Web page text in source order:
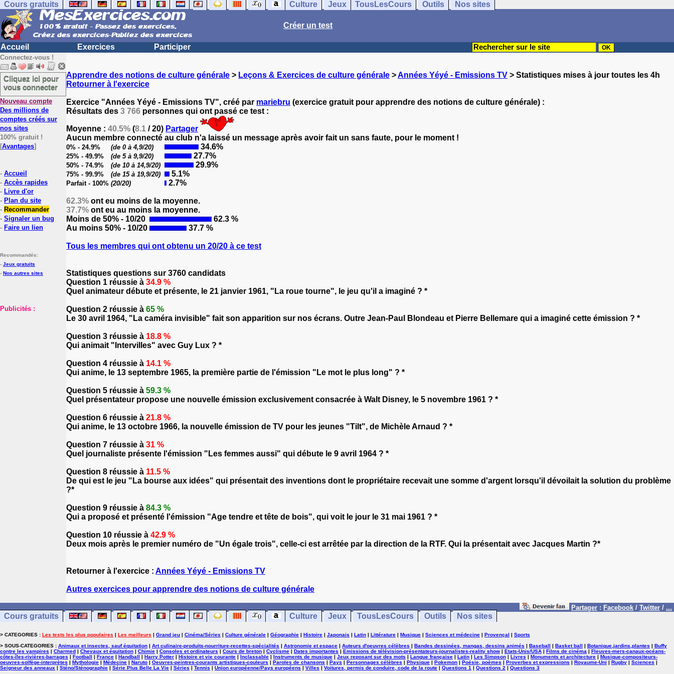
Cours gratuits Culture Jeux TousLesCours Outils Nos sites
Créer un test
Accueil Exercices Participer
Connectez-vous !
Cliquez ici pour
vous connecter
Nouveau compte
Des millions de
comptes créés sur
nos sites
100% gratuit !
[Avantages]
- Accueil
- Accès rapides
- Livre d'or
- Plan du site
- Recommander
- Signaler un bug
- Faire un lien
Recommandés:
- Jeux gratuits
- Nos autres sites
Publicités :
Apprendre des notions de culture générale > Leçons & Exercices de culture générale >Années Yéyé - Emissions TV > Statistiques mises à jour toutes les 4h
Retourner à l'exercice
Exercice "Années Yéyé - Emissions TV", créé par mariebru (exercice gratuit pour apprendre des notions de culture générale) :
Résultats des 3 766 personnes qui ont passé ce test :
Moyenne : 40.5% (8.1 / 20) Partager
Aucun membre connecté au club n'a laissé un message après avoir fait un sans faute, pour le moment !
0% - 24.9% (de 0 à 4,9/20) 34.6%
25% - 49.9% (de 5 à 9,9/20) 27.7%
50% - 74.9% (de 10 à 14,9/20) 29.9%
75% - 99.9% (de 15 à 19,9/20) 5.1%
Parfait - 100% (20/20) 2.7%
62.3% ont eu moins de la moyenne.
37.7% ont eu au moins la moyenne.
Moins de 50% - 10/20
62.3 %
Au moins 50% - 10/20
37.7 %
Tous les membres qui ont obtenu un 20/20 à ce test
Statistiques questions sur 3760 candidats
Question 1 réussie à 34.9 %
Quel animateur débute et présente, le 21 janvier 1961, "La roue tourne", le jeu qu'il a imaginé ? *
Question 2 réussie à 65 %
Le 30 avril 1964, "La caméra invisible" fait son apparition sur nos écrans. Outre Jean-Paul Blondeau et Pierre Bellemare qui a imaginé cette émission ? *
Question 3 réussie à 18.8 %
Qui animait "Intervilles" avec Guy Lux ? *
Question 4 réussie à 14.1 %
Qui anime, le 13 septembre 1965, la première partie de l'émission "Le mot le plus long" ? *
Question 5 réussie à 59.3 %
Quel présentateur propose une nouvelle émission exclusivement consacrée à Walt Disney, le 5 novembre 1961 ? *
Question 6 réussie à 21.8 %
Qui anime, le 13 octobre 1966, la nouvelle émission de TV pour les jeunes "Tilt", de Michèle Arnaud ? *
Question 7 réussie à 31 %
Quel journaliste présente l'émission "Les femmes aussi" qui débute le 9 avril 1964 ? *
Question 8 réussie à 11.5 %
De qui est le jeu "La bourse aux idées" qui présentait des inventions dont le propriétaire recevait une somme d'argent lorsqu'il dévoilait la solution du problème
?*
Question 9 réussie à 84.3 %
Qui a proposé et présenté l'émission "Age tendre et tête de bois", qui voit le jour le 31 mai 1961 ? *
Question 10 réussie à 42.9 %
Deux mois après le premier numéro de "Un égale trois", celle-ci est arrêtée par la direction de la RTF. Qui la présentait avec Jacques Martin ?*
Retourner à l'exercice : Années Yéyé - Emissions TV
Autres exercices pour apprendre des notions de culture générale
Partager : Facebook / Twitter / ...
Cours gratuits Culture Jeux TousLesCours Outils Nos sites
> CATEGORIES : Les tests les plus populaires | Les meilleurs | Grand jeu | Cinéma/Séries | Culture générale | Géographie | Histoire | Japonais | Latin | Littérature | Musique | Sciences et médecine | Provençal | Sports
> SOUS-CATEGORIES : Animaux et insectes, sauf équitation | Art culinaire-produits-nourriture-recettes-spécialités | Astronomie et espace | Auteurs d'oeuvres célèbres | Bandes dessinées, mangas, dessins animés | Baseball | Basket ball | Botanique,jardins,plantes | Buffy
contre les vampires | Charmed | Chevaux et équitation | Chimie | Consoles et ordinateurs | Cours de breton | Cyclisme | Dates importantes | Emissions de télévision-présentateurs-journalistes-reality show | Etats-Unis/USA | Films de cinéma | Fleuves-mers-canaux-océans-
côtes-îles-rivières-barrages | Football | France | Handball | Harry Potter | Histoire et vie courante | Inclassable | Instruments de musique | Jeux reposant sur des mots | Langue française | Latin | Les Simpson | Livres | Monuments et architecture | Musique-compositeurs-
oeuvres-solfège-interprètes | Mythologie | Médecine | Naruto | Oeuvres-peintres-courants artistiques-couleurs | Paroles de chansons | Pays | Personnages célèbres | Physique | Pokemon | Poésie, poèmes | Proverbes et expressions | Royaume-Uni | Rugby | Sciences |
Seigneur des anneaux | Sténo/Sténographie | Série Plus Belle La Vie | Séries | Tennis | Union européenne/Pays européens | Villes | Voitures, permis de conduire, code de la route | Questions 1 | Questions 2 | Questions 3